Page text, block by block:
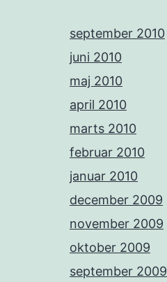
september 2010
juni 2010
maj 2010
april 2010
marts 2010
februar 2010
januar 2010
december 2009
november 2009
oktober 2009
september 2009